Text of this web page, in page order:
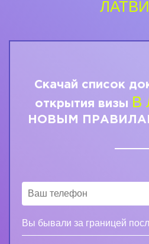
Скачай список
открытия визы В
НОВЫМ ПРАВИЛАМ
Вы бывали за границей